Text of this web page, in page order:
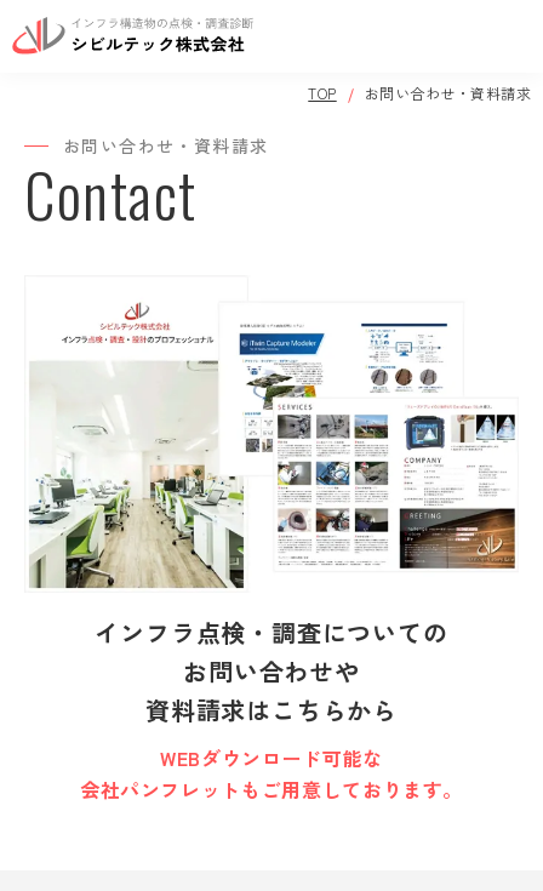
保有機器一覧
お知らせ
お問い合わせ・資料請求
Nagoya 0568-87-6520
9:00-17:00受付 定休日:土日祝
TOP お問い合わせ・資料請求
お問い合わせ・資料請求
Contact
インフラ点検・調査についての
お問い合わせや
資料請求はこちらから
WEBダウンロード可能な
会社パンフレットもご用意しております。